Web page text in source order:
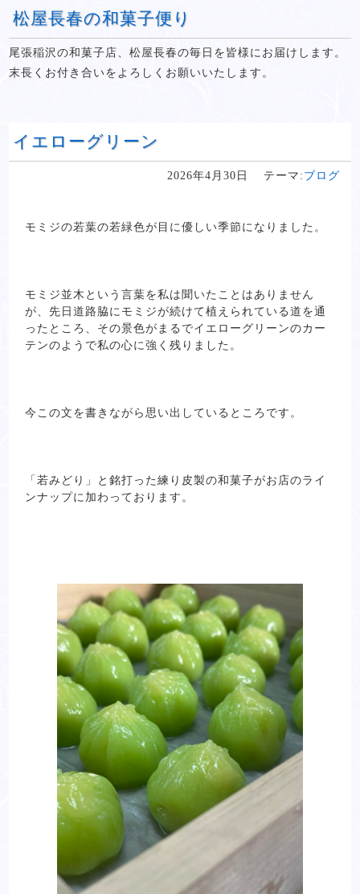
松屋長春の和菓子便り
尾張稲沢の和菓子店、松屋長春の毎日を皆様にお届けします。
末長くお付き合いをよろしくお願いいたします。
イエローグリーン
2026年4月30日 テーマ: ブログ
モミジの若葉の若緑色が目に優しい季節になりました。
モミジ並木という言葉を私は聞いたことはありません
が、先日道路脇にモミジが続けて植えられている道を通
ったところ、その景色がまるでイエローグリーンのカー
テンのようで私の心に強く残りました。
今この文を書きながら思い出しているところです。
「若みどり」と銘打った練り皮製の和菓子がお店のライ
ンナップに加わっております。